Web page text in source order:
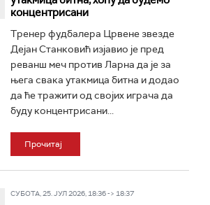
концентрисани
Тренер фудбалера Црвене звезде
Дејан Станковић изјавио је пред
реванш меч против Ларна да је за
њега свака утакмица битна и додао
да ће тражити од својих играча да
буду концентрисани...
Прочитај
СУБОТА, 25. ЈУЛ 2026, 18:36 -> 18:37